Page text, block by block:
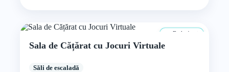
De la 4 ani
Sala de Cățărat cu Jocuri Virtuale
Săli de escaladă